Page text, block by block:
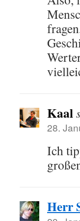
Kaal
28.
Ich
Herr